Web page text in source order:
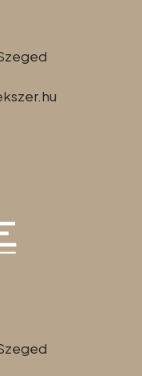
er.hu